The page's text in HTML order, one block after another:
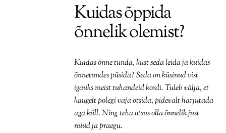
Kuidas õppida
õnnelik olemist?
Kuidas õnne tunda, kust seda leida ja kuidas
õnnetundes püsida? Seda on küsinud vist
igaüks meist tuhandeid kordi. Tuleb välja, et
kaugelt polegi vaja otsida, pidevalt harjutada
aga küll. Ning teha otsus olla õnnelik just
nüüd ja praegu.